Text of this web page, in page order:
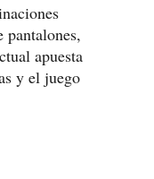
pantalones,
apuesta
y el juego